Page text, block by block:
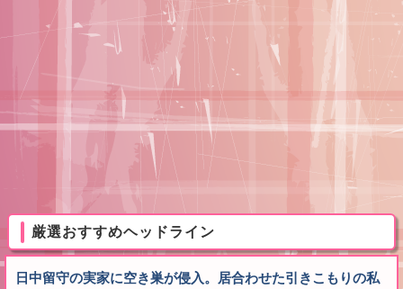
厳選おすすめヘッドライン
日中留守の実家に空き巣が侵入。居合わせた引きこもりの私